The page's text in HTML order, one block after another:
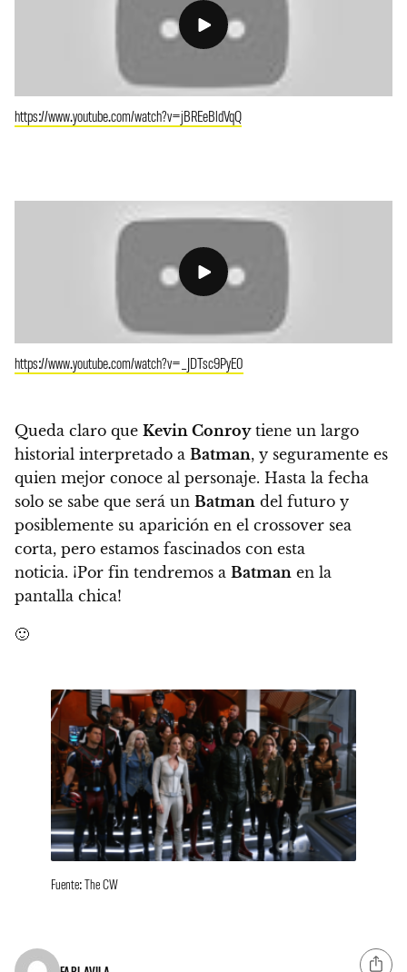
https://www.youtube.com/watch?v=jBREeBldVqQ
https://www.youtube.com/watch?v=_JDTsc9PyE0
Queda claro que Kevin Conroytiene un largo
historial interpretado a Batman, y seguramente es
quien mejor conoce al personaje. Hasta la fecha
solo se sabe que será un Batman del futuro y
posiblemente su aparición en el crossover sea
corta, pero estamos fascinados con esta
noticia. ¡Por fin tendremos a Batman en la
pantalla chica!
🙂
Fuente: The CW